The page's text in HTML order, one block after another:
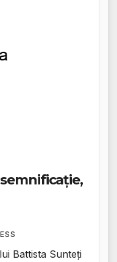
Battista Sunteți